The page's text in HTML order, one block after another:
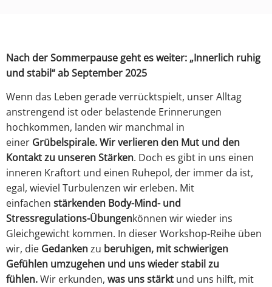
Nach der Sommerpause geht es weiter: „Innerlich ruhig
und stabil“ ab September 2025
Wenn das Leben gerade verrücktspielt, unser Alltag
anstrengend ist oder belastende Erinnerungen
hochkommen, landen wir manchmal in
einer Grübelspirale. Wirverlieren den Mut und den
Kontakt zu unseren Stärken. Doch es gibt in uns einen
inneren Kraftort und einen Ruhepol, der immer da ist,
egal, wieviel Turbulenzen wir erleben. Mit
einfachen stärkenden Body-Mind- und
Stressregulations-Übungenkönnen wir wieder ins
Gleichgewicht kommen. In dieser Workshop-Reihe üben
wir, die Gedankenzu beruhigen, mit schwierigen
Gefühlen umzugehen und uns wieder stabil zu
fühlen.Wir erkunden, was uns stärkt und uns hilft, mit